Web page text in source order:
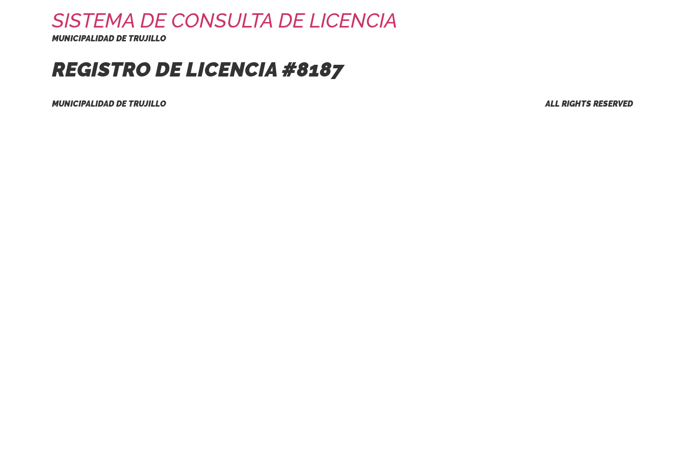
SISTEMA DE CONSULTA DE LICENCIA
MUNICIPALIDAD DE TRUJILLO
REGISTRO DE LICENCIA #8187
MUNICIPALIDAD DE TRUJILLO ALL RIGHTS RESERVED